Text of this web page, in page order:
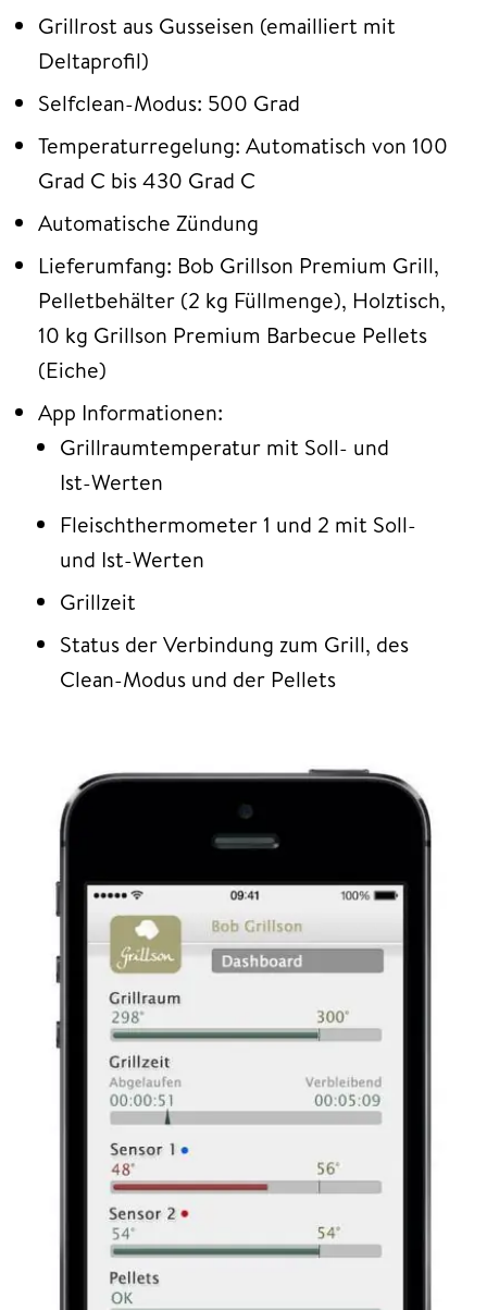
Grillrost aus Gusseisen (emailliert mit
Deltaprofil)
Selfclean-Modus: 500 Grad
Temperaturregelung: Automatisch von 100
Grad C bis 430 Grad C
Automatische Zündung
Lieferumfang: Bob Grillson Premium Grill,
Pelletbehälter (2 kg Füllmenge), Holztisch,
10 kg Grillson Premium Barbecue Pellets
(Eiche)
App Informationen:
Grillraumtemperatur mit Soll- und
Ist-Werten
Fleischthermometer 1 und 2 mit Soll-
und Ist-Werten
Grillzeit
Status der Verbindung zum Grill, des
Clean-Modus und der Pellets